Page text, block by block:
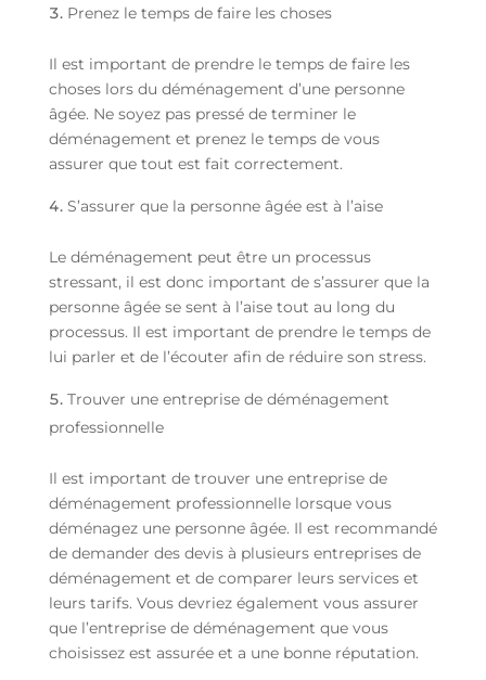
Prenez le temps de faire les choses
Il est important de prendre le temps de faire les
choses lors du déménagement d’une personne
âgée. Ne soyez pas pressé de terminer le
déménagement et prenez le temps de vous
assurer que tout est fait correctement.
S’assurer que la personne âgée est à l’aise
Le déménagement peut être un processus
stressant, il est donc important de s’assurer que la
personne âgée se sent à l’aise tout au long du
processus. Il est important de prendre le temps de
lui parler et de l’écouter afin de réduire son stress.
Trouver une entreprise de déménagement
professionnelle
Il est important de trouver une entreprise de
déménagement professionnelle lorsque vous
déménagez une personne âgée. Il est recommandé
de demander des devis à plusieurs entreprises de
déménagement et de comparer leurs services et
leurs tarifs. Vous devriez également vous assurer
que l’entreprise de déménagement que vous
choisissez est assurée et a une bonne réputation.